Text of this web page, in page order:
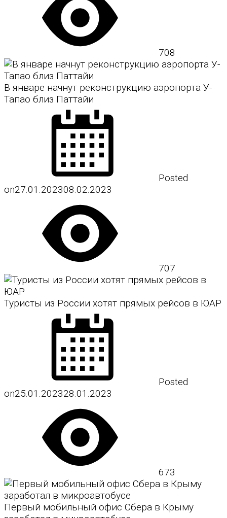
708
В январе начнут реконструкцию аэропорта У-
Тапао близ Паттайи
Posted
on27.01.202308.02.2023
707
Туристы из России хотят прямых рейсов в ЮАР
Posted
on25.01.202328.01.2023
673
Первый мобильный офис Сбера в Крыму